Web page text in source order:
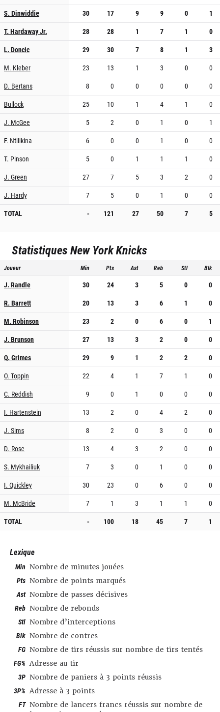
S. Dinwiddie
30 17 9 9 0
1
T. Hardaway Jr.
28 28 1 7 1
0
L. Doncic
29 30 7 8 1
3
M. Kleber
23 13 1 3 0
0
D. Bertans
8 0 0 0 0
0
Bullock
25 10 1 4 1
0
J. McGee
5 2 0 1 0
1
F. Ntilikina
6 0 0 1 0
0
T. Pinson
5 0 1 1 1
0
J. Green
27 7 5 3 2
0
J. Hardy
7 5 0 1 0
0
TOTAL
- 121 27 50 7 5
StatistiquesNew York Knicks
Joueur Min Pts Ast Reb Stl Blk
J. Randle 30 24 3 5 0
0
R. Barrett
20 13 3 6 1
0
M. Robinson
23 2 0 6 0
1
J. Brunson
27 13 3 2 0
0
Q. Grimes
29 9 1 2 2
0
O. Toppin
22 4 1 7 1
0
C. Reddish
9 0 1 0 0
0
I. Hartenstein
13 2 0 4 2
0
J. Sims
8 2 0 3 0
0
D. Rose
13 4 3 2 0
0
S. Mykhailiuk
7 3 0 1 0
0
I. Quickley
30 23 0 6 0
0
M. McBride
7 1 3 1 1
0
TOTAL
- 100 18 45 7 1
Lexique
Min Nombre de minutes jouées
Pts Nombre de points marqués
Ast Nombre de passes décisives
Reb Nombre de rebonds
Stl Nombre d’interceptions
Blk Nombre de contres
FG Nombre de tirs réussis sur nombre de tirs tentés
FG% Adresse au tir
3P Nombre de paniers à 3 points réussis
3P% Adresse à 3 points
FT Nombre de lancers francs réussis sur nombre de